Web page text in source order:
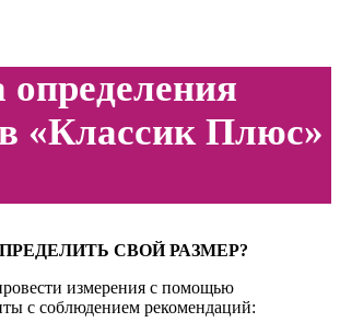
определения
«Классик Плюс»
СВОЙ РАЗМЕР?
измерения с помощью
с соблюдением рекомендаций: